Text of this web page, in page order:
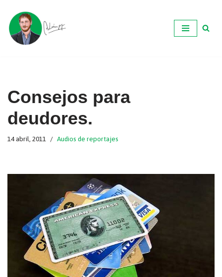
Ir
al
Consejos para
deudores.
14 abril, 2011 Audios de reportajes